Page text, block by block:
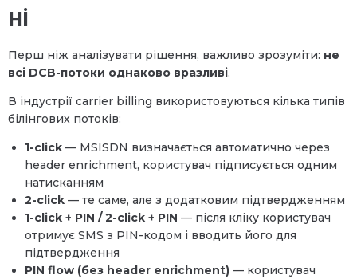
ні
Перш ніж аналізувати рішення, важливо зрозуміти: не
всі DCB-потоки однаково вразливі.
В індустрії carrier billing використовуються кілька типів
білінгових потоків:
1-click — MSISDN визначається автоматично через
header enrichment, користувач підписується одним
натисканням
2-click — те саме, але з додатковим підтвердженням
1-click + PIN / 2-click + PIN — після кліку користувач
отримує SMS з PIN-кодом і вводить його для
підтвердження
PIN flow (без header enrichment) — користувач